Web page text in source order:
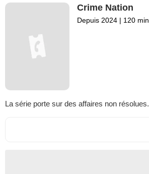
Crime Nation
Depuis 2024 | 120 min
La série porte sur des affaires non résolues.